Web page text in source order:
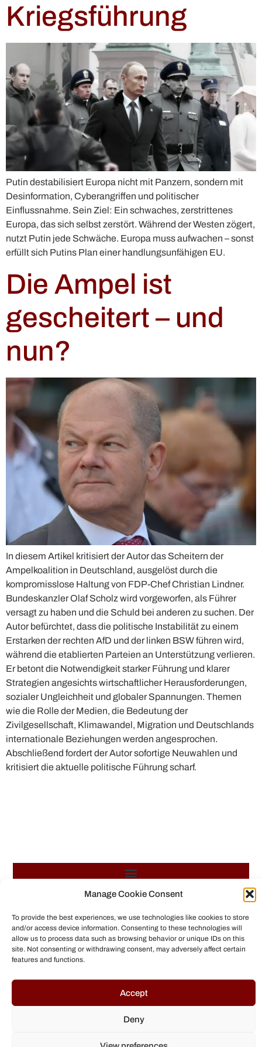
Manage Cookie Consent
To provide the best experiences, we use technologies like cookies to store
and/or access device information. Consenting to these technologies will
allow us to process data such as browsing behavior or unique IDs on this
site. Not consenting or withdrawing consent, may adversely affect certain
features and functions.
Accept
Deny
Kriegsführung
Putin destabilisiert Europa nicht mit Panzern, sondern mit
Desinformation, Cyberangriffen und politischer
Einflussnahme. Sein Ziel: Ein schwaches, zerstrittenes
Europa, das sich selbst zerstört. Während der Westen zögert,
nutzt Putin jede Schwäche. Europa muss aufwachen – sonst
erfüllt sich Putins Plan einer handlungsunfähigen EU.
Die Ampel ist
gescheitert – und
nun?
In diesem Artikel kritisiert der Autor das Scheitern der
Ampelkoalition in Deutschland, ausgelöst durch die
kompromisslose Haltung von FDP-Chef Christian Lindner.
Bundeskanzler Olaf Scholz wird vorgeworfen, als Führer
versagt zu haben und die Schuld bei anderen zu suchen. Der
Autor befürchtet, dass die politische Instabilität zu einem
Erstarken der rechten AfD und der linken BSW führen wird,
während die etablierten Parteien an Unterstützung verlieren.
Er betont die Notwendigkeit starker Führung und klarer
Strategien angesichts wirtschaftlicher Herausforderungen,
sozialer Ungleichheit und globaler Spannungen. Themen
wie die Rolle der Medien, die Bedeutung der
Zivilgesellschaft, Klimawandel, Migration und Deutschlands
internationale Beziehungen werden angesprochen.
Abschließend fordert der Autor sofortige Neuwahlen und
kritisiert die aktuelle politische Führung scharf.
© All rights reserved to Chris Helmbrecht (2023)